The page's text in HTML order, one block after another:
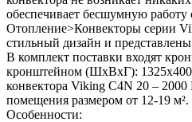
обеспечивает бесшумную работу
Отопление>Конвекторы серии
стильный дизайн и
В комплект поставки входят
кронштейном (ШxВxГ):
конвектора Viking C4N 20 – 2000
помещения размером от 12-19 м².
Особенности: